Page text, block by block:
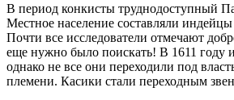
В период конкисты труднодоступный
Местное население составляли
Почти все исследователи отмечают
еще нужно было поискать! В 1611 году
однако не все они переходили под
племени. Касики стали переходным